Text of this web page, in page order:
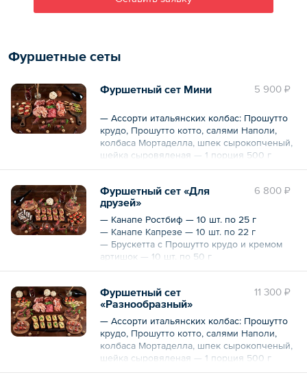
Фуршетные сеты
5 900 ₽
Фуршетный сет Мини
— Ассорти итальянских колбас: Прошутто
крудо, Прошутто котто, салями Наполи,
колбаса Мортаделла, шпек сырокопченый,
шейка сыровяленая — 1 порция 500 г
— Канапе Ростбиф — 5 шт. по 25 г
— Брускетта с помидорами — 5 шт. по 30 г
— Брускетта с артишоками — 5 шт. по 20 г
Общий вес – 1 кг
6 800 ₽
Фуршетный сет «Для
друзей»
— Канапе Ростбиф — 10 шт. по 25 г
— Канапе Капрезе — 10 шт. по 22 г
— Брускетта с Прошутто крудо и кремом
артишок — 10 шт. по 50 г
— Сицилийская канноли мини — 10 шт. по
— Корзиночка клубничная мини — 10 шт.
по 20 г
Общий вес – 1370 г
11 300 ₽
Фуршетный сет
«Разнообразный»
— Ассорти итальянских колбас: Прошутто
крудо, Прошутто котто, салями Наполи,
колбаса Мортаделла, шпек сырокопченый,
шейка сыровяленая — 1 порция 500 г
— Брускетта с теплой Моцареллой и